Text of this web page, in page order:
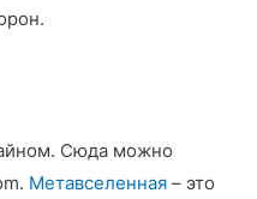
Сюда можно
Метавселенная – это